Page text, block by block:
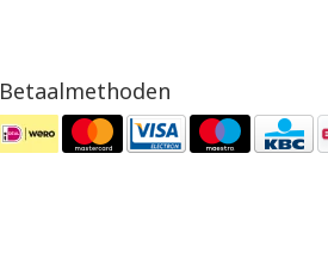
Betaalmethoden